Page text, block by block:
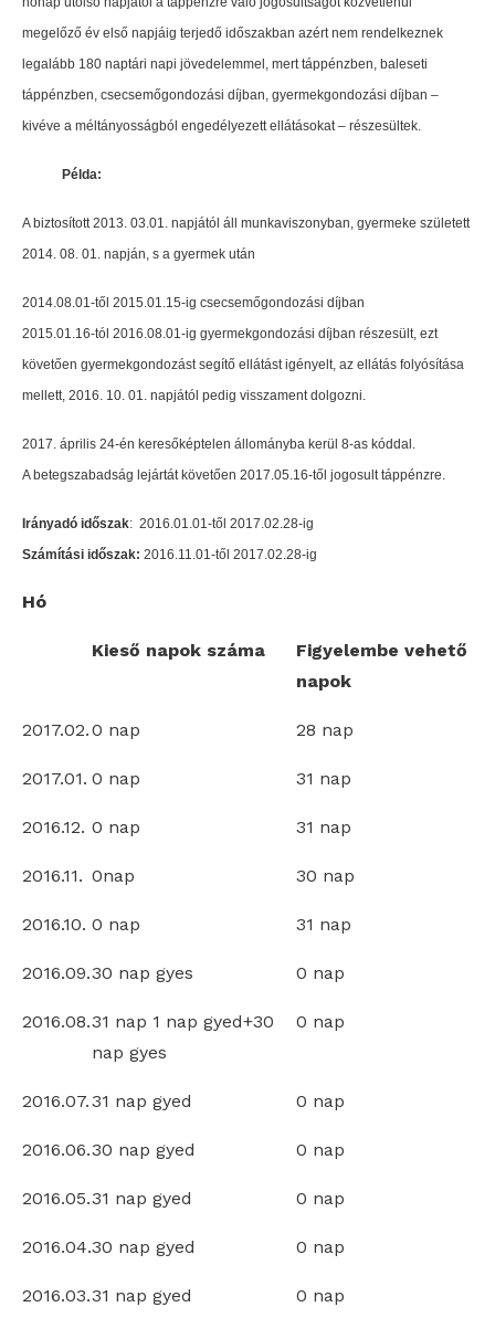
megelőző év első napjáig terjedő időszakban azért nem rendelkeznek
legalább 180 naptári napi jövedelemmel, mert táppénzben, baleseti
táppénzben, csecsemőgondozási díjban, gyermekgondozási díjban –
kivéve a méltányosságból engedélyezett ellátásokat – részesültek.
Példa:
A biztosított 2013. 03.01. napjától áll munkaviszonyban, gyermeke született
2014. 08. 01. napján, s a gyermek után
2014.08.01-től 2015.01.15-ig csecsemőgondozási díjban
2015.01.16-tól 2016.08.01-ig gyermekgondozási díjban részesült, ezt
követően gyermekgondozást segítő ellátást igényelt, az ellátás folyósítása
mellett, 2016. 10. 01. napjától pedig visszament dolgozni.
2017. április 24-én keresőképtelen állományba kerül 8-as kóddal.
A betegszabadság lejártát követően 2017.05.16-től jogosult táppénzre.
Irányadó időszak: 2016.01.01-től 2017.02.28-ig
Számítási időszak: 2016.11.01-től 2017.02.28-ig
Hó
Kieső napok száma
Figyelembe vehető
napok
2017.02.0 nap 28 nap
2017.01. 0 nap 31 nap
2016.12. 0 nap 31 nap
2016.11. 0nap 30 nap
2016.10. 0 nap 31 nap
2016.09.30 nap gyes 0 nap
2016.08.31 nap 1 nap gyed+30
nap gyes
0 nap
2016.07.31 nap gyed 0 nap
2016.06.30 nap gyed 0 nap
2016.05.31 nap gyed 0 nap
2016.04.30 nap gyed 0 nap
2016.03.31 nap gyed 0 nap